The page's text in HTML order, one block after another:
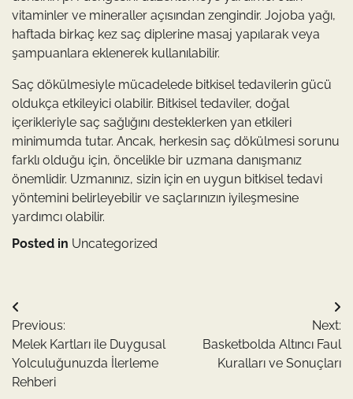
vitaminler ve mineraller açısından zengindir. Jojoba yağı,
haftada birkaç kez saç diplerine masaj yapılarak veya
şampuanlara eklenerek kullanılabilir.
Saç dökülmesiyle mücadelede bitkisel tedavilerin gücü
oldukça etkileyici olabilir. Bitkisel tedaviler, doğal
içerikleriyle saç sağlığını desteklerken yan etkileri
minimumda tutar. Ancak, herkesin saç dökülmesi sorunu
farklı olduğu için, öncelikle bir uzmana danışmanız
önemlidir. Uzmanınız, sizin için en uygun bitkisel tedavi
yöntemini belirleyebilir ve saçlarınızın iyileşmesine
yardımcı olabilir.
Posted in Uncategorized
Yazı
gezinmesi
Previous:
Melek Kartları ile Duygusal
Yolculuğunuzda İlerleme
Rehberi
Next:
Basketbolda Altıncı Faul
Kuralları ve Sonuçları